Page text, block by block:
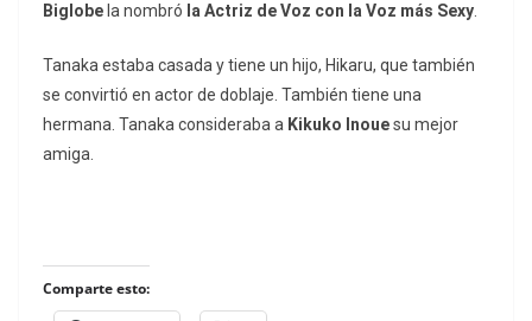
Biglobe la nombró la Actriz de Voz con la Voz más Sexy
Tanaka estaba casada y tiene un hijo, Hikaru, que también
se convirtió en actor de doblaje. También tiene una
hermana. Tanaka consideraba a Kikuko Inouesu mejor
amiga.
Comparte esto: